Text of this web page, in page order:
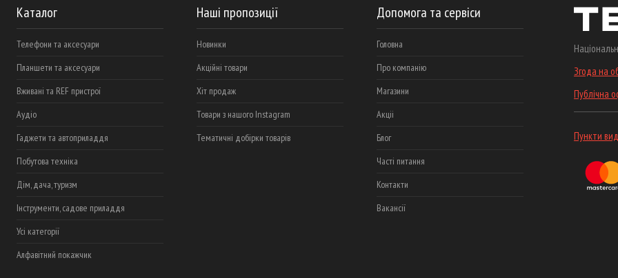
Каталог
Телефони та аксесуари
Планшети та аксесуари
Вживані та REF пристрої
Аудіо
Гаджети та автоприладдя
Побутова техніка
Дім, дача, туризм
Інструменти, садове приладдя
Усі категорії
Алфавітний покажчик
Наші пропозиції
Новинки
Акційні товари
Хіт продаж
Товари з нашого Instagram
Тематичні добірки товарів
Допомога та сервіси
Головна
Про компанію
Магазини
Акціі
Блог
Часті питання
Контакти
Вакансії
Згода на
Публічна
Пункти